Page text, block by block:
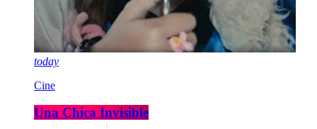
today
Cine
Una Chica Invisible